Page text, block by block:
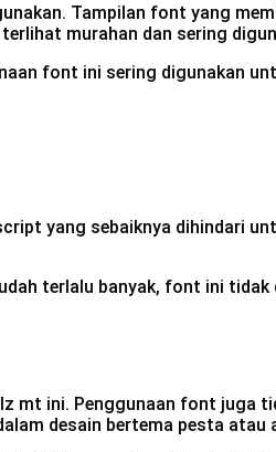
Tampilan font yang
murahan dan sering
font ini sering digunakan
yang sebaiknya dihindari
terlalu banyak, font ini
mt ini. Penggunaan font juga
desain bertema pesta atau